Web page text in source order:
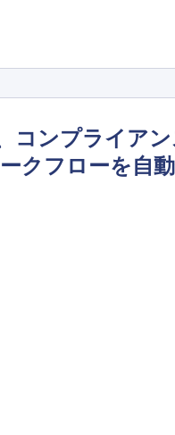
コンプライア
クフローを自